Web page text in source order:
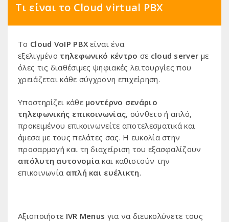
Τι είναι το Cloud virtual PBX
Το Cloud VoIP PBX είναι ένα
εξελιγμένο τηλεφωνικό κέντρο σε cloud server με
όλες τις διαθέσιμες ψηφιακές λειτουργίες που
χρειάζεται κάθε σύγχρονη επιχείρηση.
Υποστηρίζει κάθε μοντέρνο σενάριο
τηλεφωνικής επικοινωνίας, σύνθετο ή απλό,
προκειμένου επικοινωνείτε αποτελεσματικά και
άμεσα με τους πελάτες σας. Η ευκολία στην
προσαρμογή και τη διαχείριση του εξασφαλίζουν
απόλυτη αυτονομία και καθιστούν την
επικοινωνία απλή και ευέλικτη.
Αξιοποιήστε IVR Menus για να διευκολύνετε τους